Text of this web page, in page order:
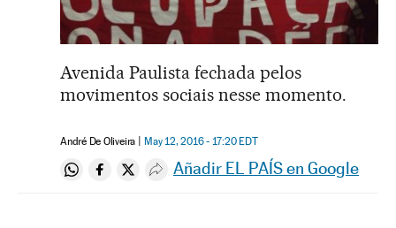
Avenida Paulista fechada pelos
movimentos sociais nesse momento.
André De Oliveira May 12, 2016 - 17:20 EDT
Compartir en Whatsapp
Compartir en Facebook
Compartir en Twitter
Desplegar Redes Sociales
Añadir EL PAÍS en Google